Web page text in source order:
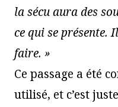
la sécu aura des
ce qui se présente.
faire. »
Ce passage a été
utilisé, et c’est